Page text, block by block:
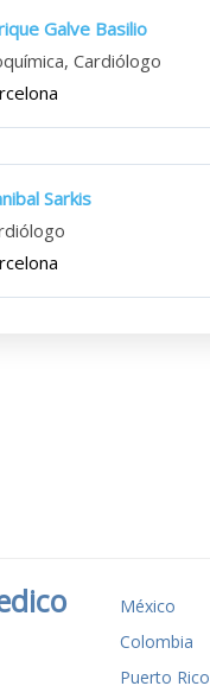
Galve Basilio
Cardiólogo
Sarkis
México
Colombia
Puerto Rico